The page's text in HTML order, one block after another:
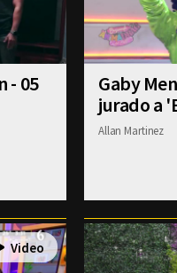
- 05
Gaby
jurado a
Allan Martinez